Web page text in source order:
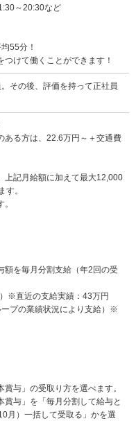
～20:30など
55分！
けて働くことができます！
その後、評価を持って正社員
る方は、22.6万円～＋交通費
記月給額に加えて最大12,000
す。
を毎月分割支給（年2回の受
※直近の支給実績：43万円
プの業績状況により支給）※
与」の受取り方を選べます。
賞与」を「毎月分割して給与と
月）一括して受取る」かを選